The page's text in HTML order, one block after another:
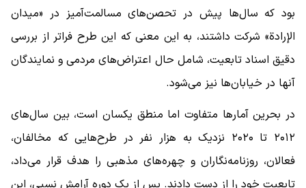
بود که سال‌ها پیش در تحصن‌های مسالمت‌آمیز در «میدان
الإرادة» شرکت داشتند، به این معنی که این طرح فراتر از بررسی
دقیق اسناد تابعیت، شامل حال اعتراض‌های مردمی و نمایندگان
آنها در خیابان‌ها نیز می‌شود.
در بحرین آمارها متفاوت اما منطق یکسان است، بین سال‌های
۲۰۱۲ تا ۲۰۲۰ نزدیک به هزار نفر در طرح‌هایی که مخالفان،
فعالان، روزنامه‌نگاران و چهره‌های مذهبی را هدف قرار می‌داد،